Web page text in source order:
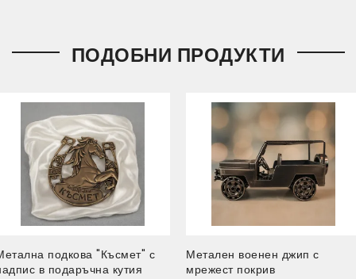
ПОДОБНИ ПРОДУКТИ
подкова "Късмет" с
в подаръчна кутия
Метален военен джип с
мрежест покрив